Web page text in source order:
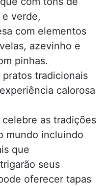
verde,
com elementos
azevinho e
pinhas.
tradicionais
calorosa
celebre as tradições
mundo incluindo
que
seus
oferecer tapas